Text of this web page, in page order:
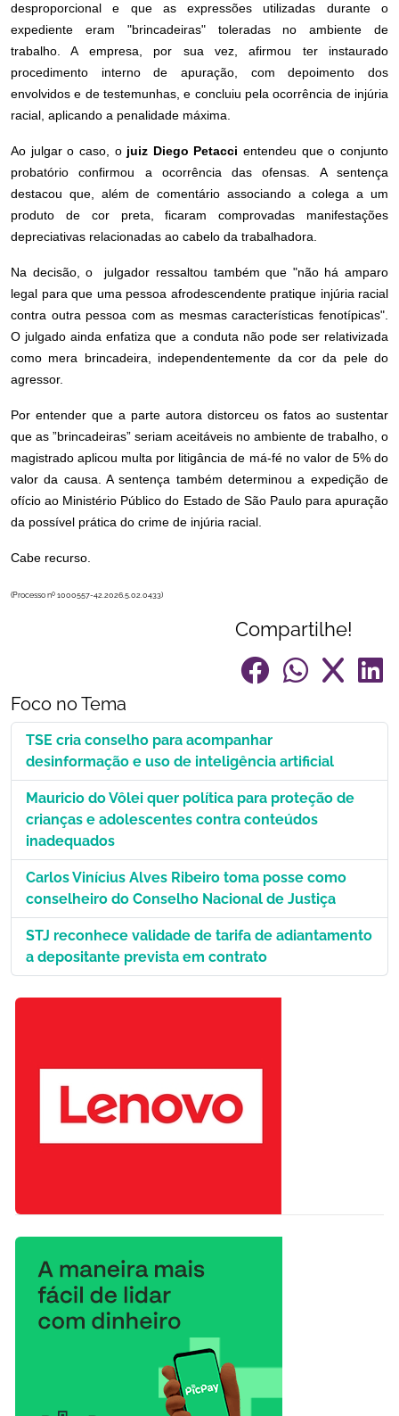
desproporcional e que as expressões utilizadas durante o
expediente eram "brincadeiras" toleradas no ambiente de
trabalho. A empresa, por sua vez, afirmou ter instaurado
procedimento interno de apuração, com depoimento dos
envolvidos e de testemunhas, e concluiu pela ocorrência de injúria
racial, aplicando a penalidade máxima.
Ao julgar o caso, ojuiz Diego Petacci entendeu que o conjunto
probatório confirmou a ocorrência das ofensas. A sentença
destacou que, além de comentário associando a colega a um
produto de cor preta, ficaram comprovadas manifestações
depreciativas relacionadas ao cabelo da trabalhadora.
Na decisão, o julgador ressaltou também que "não há amparo
legal para que uma pessoa afrodescendente pratique injúria racial
contra outra pessoa com as mesmas características fenotípicas".
O julgado ainda enfatiza que a conduta não pode ser relativizada
como mera brincadeira, independentemente da cor da pele do
agressor.
Por entender que a parte autora distorceu os fatos ao sustentar
que as ”brincadeiras” seriam aceitáveis no ambiente de trabalho, o
magistrado aplicou multa por litigância de má-fé no valor de 5% do
valor da causa. A sentença também determinou a expedição de
ofício ao Ministério Público do Estado de São Paulo para apuração
da possível prática do crime de injúria racial.
Cabe recurso.
(Processo nº 1000557-42.2026.5.02.0433)
Compartilhe!
Foco no Tema
TSE cria conselho para acompanhar
desinformação e uso de inteligência artificial
Mauricio do Vôlei quer política para proteção de
crianças e adolescentes contra conteúdos
inadequados
Carlos Vinícius Alves Ribeiro toma posse como
conselheiro do Conselho Nacional de Justiça
STJ reconhece validade de tarifa de adiantamento
a depositante prevista em contrato